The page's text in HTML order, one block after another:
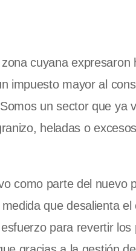
cuyana expresaron
impuesto mayor al
un sector que ya
heladas o
como parte del nuevo
que desalienta
para revertir